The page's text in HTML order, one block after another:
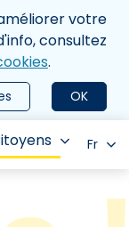
votre
consultez
.
OK
Fr